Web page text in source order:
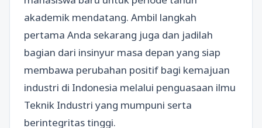
akademik mendatang. Ambil langkah
pertama Anda sekarang juga dan jadilah
bagian dari insinyur masa depan yang siap
membawa perubahan positif bagi kemajuan
industri di Indonesia melalui penguasaan ilmu
Teknik Industri yang mumpuni serta
berintegritas tinggi.